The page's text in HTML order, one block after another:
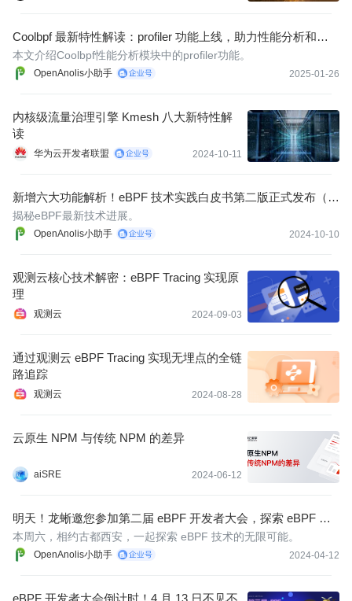
Coolbpf 最新特性解读：profiler 功能上线，助力性能分析和优
化
OpenAnolis小助手 2025-01-26
本文介绍Coolbpf性能分析模块中的profiler功能。
内核级流量治理引擎 Kmesh 八大新特性解
读
华为云开发者联盟 2024-10-11
新增六大功能解析！eBPF 技术实践白皮书第二版正式发布（附
下载链接）
OpenAnolis小助手 2024-10-10
揭秘eBPF最新技术进展。
观测云核心技术解密：eBPF Tracing 实现原
理
观测云 2024-09-03
通过观测云 eBPF Tracing 实现无埋点的全链
路追踪
观测云 2024-08-28
云原生 NPM 与传统 NPM 的差异
aiSRE 2024-06-12
明天！龙蜥邀您参加第二届 eBPF 开发者大会，探索 eBPF 技
术的无限可能
OpenAnolis小助手 2024-04-12
本周六，相约古都西安，一起探索 eBPF 技术的无限可能。
eBPF 开发者大会倒计时！4 月 13 日不见不